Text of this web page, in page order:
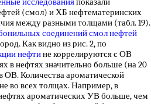
(смол) и ХБ нефтематеринских
между разными толщами (табл. 19).
соединенийсмол нефтей
Как видно из рис. 2, по
нефтине коррелируются с ОВ
в нефтях значительно больше (на 20
Количества ароматической
во всех толщах. Например, в
ароматических УВ больше, чем